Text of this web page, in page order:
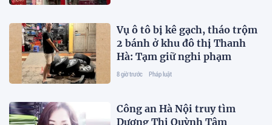
Vụ ô tô bị kê gạch, tháo trộm
2 bánh ở khu đô thị Thanh
Hà: Tạm giữ nghi phạm
8 giờ trước Pháp luật
Công an Hà Nội truy tìm
Dương Thị Quỳnh Tâm